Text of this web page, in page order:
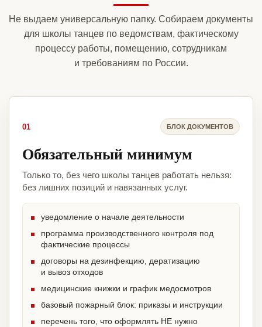
Не выдаем универсальную папку. Собираем документы
для школы танцев по ведомствам, фактическому
процессу работы, помещению, сотрудникам
и требованиям по России.
01 БЛОК ДОКУМЕНТОВ
Обязательный минимум
Только то, без чего школы танцев работать нельзя:
без лишних позиций и навязанных услуг.
уведомление о начале деятельности
программа производственного контроля под
фактические процессы
договоры на дезинфекцию, дератизацию
и вывоз отходов
медицинские книжки и график медосмотров
базовый пожарный блок: приказы и инструкции
перечень того, что оформлять НЕ нужно